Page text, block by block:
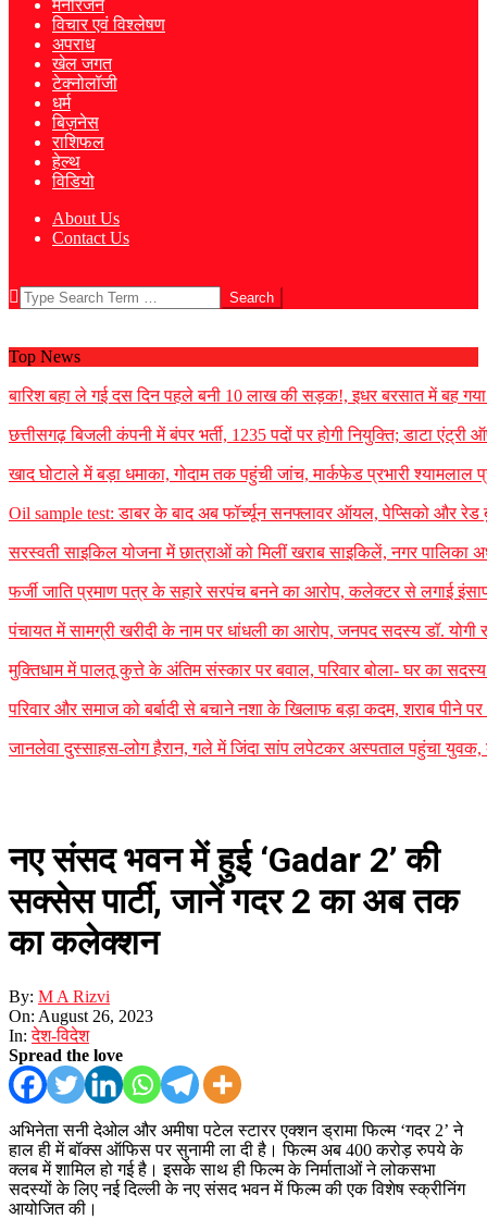
मनोरंजन
विचार एवं विश्लेषण
अपराध
खेल जगत
टेक्नोलॉजी
धर्म
बिज़नेस
राशिफल
हेल्थ
विडियो
About Us
Contact Us
Search
Top News
बारिश बहा ले गई दस दिन पहले बनी 10 लाख की सड़क!, इधर बरसात में बह गया
छत्तीसगढ़ बिजली कंपनी में बंपर भर्ती, 1235 पदों पर होगी नियुक्ति; डाटा
खाद घोटाले में बड़ा धमाका, गोदाम तक पहुंची जांच, मार्कफेड प्रभारी
Oil sample test: डाबर के बाद अब फॉर्च्यून सनफ्लावर ऑयल, पेप्सिको और
सरस्वती साइकिल योजना में छात्राओं को मिलीं खराब साइकिलें, नगर पालिका
फर्जी जाति प्रमाण पत्र के सहारे सरपंच बनने का आरोप, कलेक्टर से लगाई
पंचायत में सामग्री खरीदी के नाम पर धांधली का आरोप, जनपद सदस्य डॉ. योगी
मुक्तिधाम में पालतू कुत्ते के अंतिम संस्कार पर बवाल, परिवार बोला- घर का
परिवार और समाज को बर्बादी से बचाने नशा के खिलाफ बड़ा कदम, शराब पीने
जानलेवा दुस्साहस-लोग हैरान, गले में जिंदा सांप लपेटकर अस्पताल पहुंचा युवक,
नए संसद भवन में हुई ‘Gadar 2’ की
सक्सेस पार्टी, जानें गदर 2 का अब तक
का कलेक्शन
By: M A Rizvi
On: August 26, 2023
In: देश-विदेश
Spread the love
अभिनेता सनी देओल और अमीषा पटेल स्टारर एक्शन ड्रामा फिल्म ‘गदर 2’ ने
हाल ही में बॉक्स ऑफिस पर सुनामी ला दी है। फिल्म अब 400 करोड़ रुपये के
क्लब में शामिल हो गई है। इसके साथ ही फिल्म के निर्माताओं ने लोकसभा
सदस्यों के लिए नई दिल्ली के नए संसद भवन में फिल्म की एक विशेष स्क्रीनिंग
आयोजित की।